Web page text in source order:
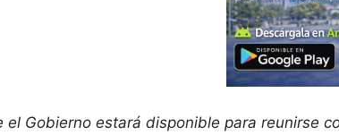
Gobierno estará disponible para reunirse